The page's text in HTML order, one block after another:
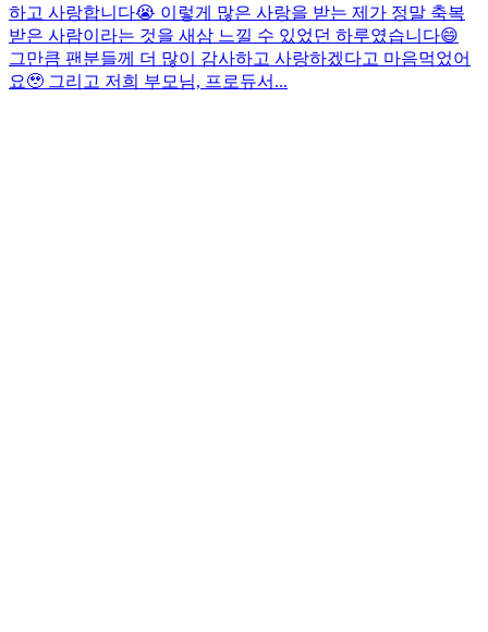
하고 사랑합니다😭 이렇게 많은 사랑을 받는 제가 정말 축복
받은 사람이라는 것을 새삼 느낄 수 있었던 하루였습니다😄
그만큼 팬분들께 더 많이 감사하고 사랑하겠다고 마음먹었어
요🥹 그리고 저희 부모님, 프로듀서...